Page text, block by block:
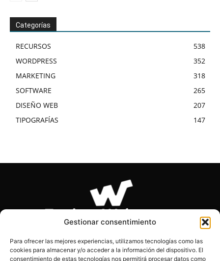
Gestionar consentimiento
Para ofrecer las mejores experiencias, utilizamos tecnologías como las
cookies para almacenar y/o acceder a la información del dispositivo. El
consentimiento de estas tecnologías nos permitirá procesar datos como
Categorías
RECURSOS
538
WORDPRESS
352
MARKETING
318
SOFTWARE
265
DISEÑO WEB
207
TIPOGRAFÍAS
147
SOBRE NOSOTROS